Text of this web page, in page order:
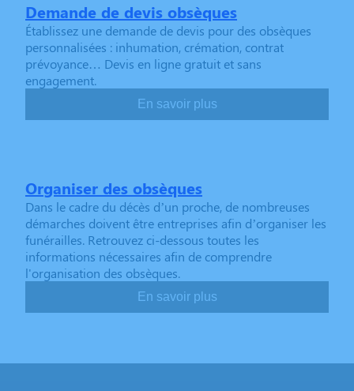
Demande de devis obsèques
Établissez une demande de devis pour des obsèques
personnalisées : inhumation, crémation, contrat
prévoyance… Devis en ligne gratuit et sans
engagement.
En savoir plus
Organiser des obsèques
Dans le cadre du décès d’un proche, de nombreuses
démarches doivent être entreprises afin d’organiser les
funérailles. Retrouvez ci-dessous toutes les
informations nécessaires afin de comprendre
l'organisation des obsèques.
En savoir plus